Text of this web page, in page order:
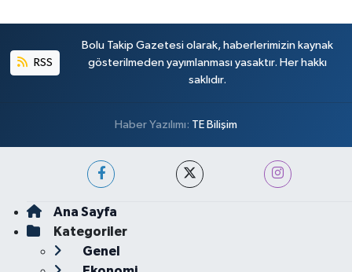
RSS
Bolu Takip Gazetesi olarak, haberlerimizin kaynak
gösterilmeden yayımlanması yasaktır. Her hakkı
saklıdır.
Haber Yazılımı: TE Bilişim
Ana Sayfa
Kategoriler
Genel